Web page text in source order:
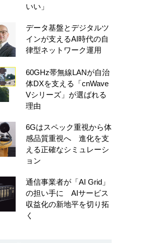
いい」
データ基盤とデジタルツ
インが支えるAI時代の自
律型ネットワーク運用
60GHz帯無線LANが自治
体DXを支える「cnWave
Vシリーズ」が選ばれる
理由
6Gはスペック重視から体
感品質重視へ 進化を支
える正確なシミュレーシ
ョン
通信事業者が「AI Grid」
の担い手に AIサービス
収益化の新地平を切り拓
く